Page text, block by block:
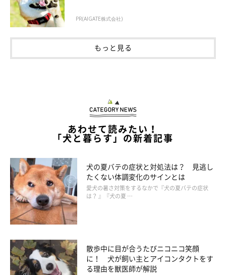
PR(AIGATE株式会社)
もっと見る
あわせて読みたい！
「犬と暮らす」の新着記事
犬の夏バテの症状と対処法は？ 見逃し
たくない体調変化のサインとは
愛犬の暑さ対策をするなかで『犬の夏バテの症状
は？ 』『犬の夏 …
散歩中に目が合うたびニコニコ笑顔
に！ 犬が飼い主とアイコンタクトをす
る理由を獣医師が解説